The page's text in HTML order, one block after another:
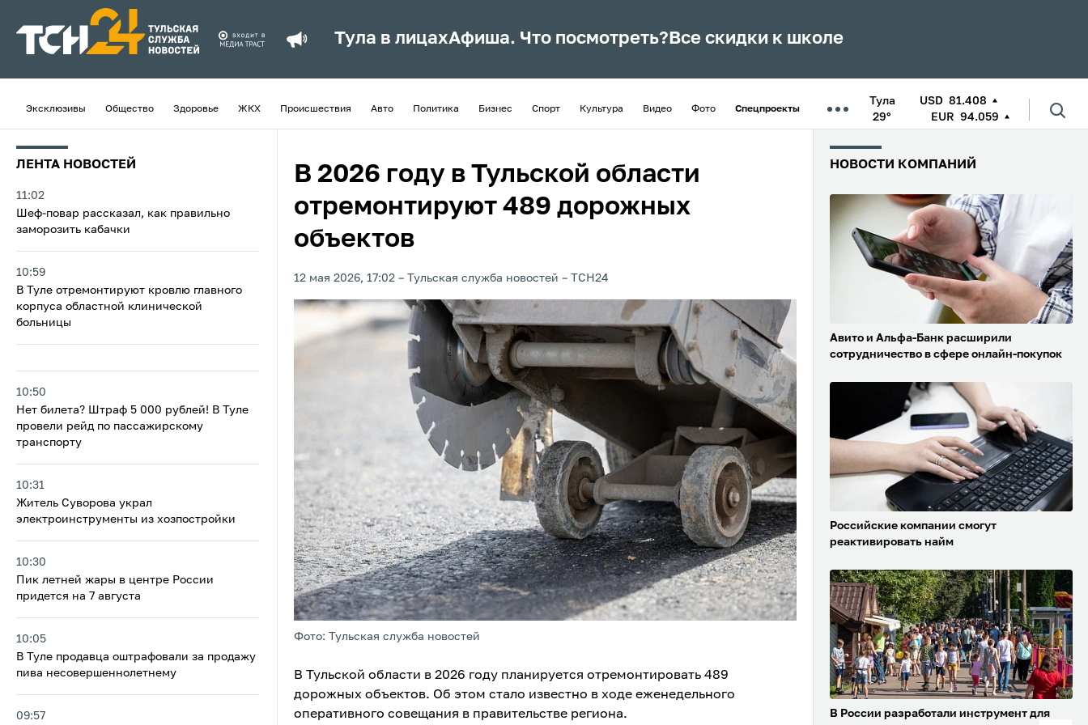
Тула в лицахАфиша. Что посмотреть? Все скидки к школе
Эксклюзивы Общество Здоровье ЖКХ Происшествия Авто Политика Бизнес Спорт Культура Видео Фото Спецпроекты
Тула
29°
USD 81.408
EUR 94.059
ЛЕНТА НОВОСТЕЙ
11:02
Шеф-повар рассказал, как правильно
заморозить кабачки
10:59
В Туле отремонтируют кровлю главного
корпуса областной клинической
больницы
10:50
Нет билета? Штраф 5 000 рублей! В Туле
провели рейд по пассажирскому
транспорту
10:31
Житель Суворова украл
электроинструменты из хозпостройки
10:30
Пик летней жары в центре России
придется на 7 августа
10:05
В Туле продавца оштрафовали за продажу
пива несовершеннолетнему
09:57
В 2026 году в Тульской области
отремонтируют 489 дорожных
объектов
12 мая 2026, 17:02 Тульская служба новостей ТСН24
Фото: Тульская служба новостей
В Тульской области в 2026 году планируется отремонтировать 489
дорожных объектов. Об этом стало известно в ходе еженедельного
оперативного совещания в правительстве региона.
НОВОСТИ КОМПАНИЙ
Авито и Альфа-Банк расширили
сотрудничество в сфере онлайн-покупок
Российские компании смогут
реактивировать найм
В России разработали инструмент для